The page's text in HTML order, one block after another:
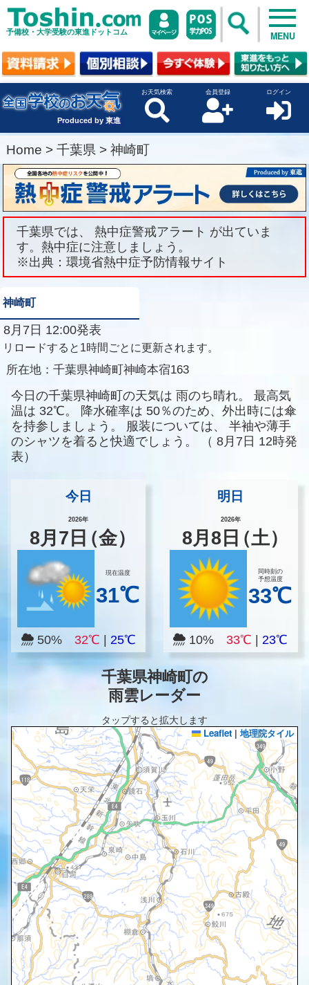
予備校・大学受験の東進ドットコム MENU
Produced by 東進
お天気検索 会員登録 ログイン
Home > 千葉県 > 神崎町
千葉県では、 熱中症警戒アラート が出ていま
す。熱中症に注意しましょう。
※出典：環境省熱中症予防情報サイト
神崎町
8月7日 12:00発表
リロードすると1時間ごとに更新されます。
所在地： 千葉県神崎町神崎本宿163
今日の千葉県神崎町の天気は 雨のち晴れ。
最高気
温は 32℃。 降水確率は 50％のため、外出時には傘
を持参しましょう。
服装については、
半袖や薄手
のシャツを着ると快適でしょう。
（ 8月7日 12時発
表）
今日
2026年
8月 7 日（金）
現在温度
31℃
50% 32℃ 25℃
明日
2026年
8月8 日（土）
同時刻の
予想温度
33℃
10% 33℃ |23℃
千葉県神崎町の
雨雲レーダー
タップすると拡大します
Leaflet | 地理院タイル